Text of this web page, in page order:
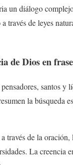
un diálogo
de leyes
de Dios en
santos y
la búsqueda
través de la
La creencia